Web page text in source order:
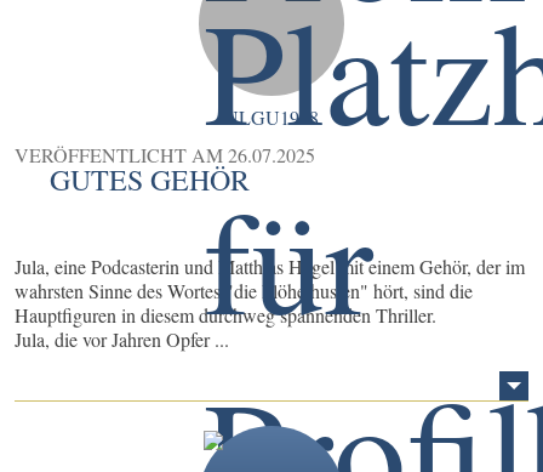
ULGU1978
VERÖFFENTLICHT AM26.07.2025
GUTES GEHÖR
Jula, eine Podcasterin und Matthias Hegel mit einem Gehör, der im
wahrsten Sinne des Wortes "die Flöhe husten" hört, sind die
Hauptfiguren in diesem durchweg spannenden Thriller.
Jula, die vor Jahren Opfer ...